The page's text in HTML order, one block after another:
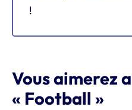
!
Vous aimerez
« Football »